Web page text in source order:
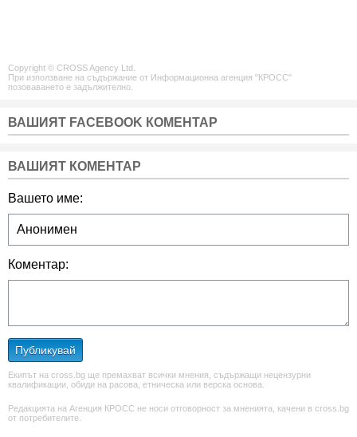
Copyright © CROSS Agency Ltd.
При използване на съдържание от Информационна агенция "КРОСС"
позоваването е задължително.
ВАШИЯТ FACEBOOK КОМЕНТАР
ВАШИЯТ КОМЕНТАР
Вашето име:
Коментар:
Публикувай
Екипът на cross.bg ще премахват всички мнения, съдържащи нецензурни
квалификации, обиди на расова, етническа или верска основа.
Редакцията на Агенция КРОСС не носи отговорност за мненията, качени в cross.bg
от потребителите.